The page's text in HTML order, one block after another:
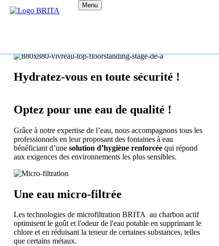
Menu
Hydratez-vous en toute sécurité !
Optez pour une eau de qualité !
Grâce à notre expertise de l’eau, nous accompagnons tous les
professionnels en leur proposant des fontaines à eau
bénéficiant d’une solution d’hygiène renforcée qui répond
aux exigences des environnements les plus sensibles.
Une eau micro-filtrée
Les technologies de microfiltration BRITA au charbon actif
optimisent le goût et l'odeur de l'eau potable en supprimant le
chlore et en réduisant la teneur de certaines substances, telles
que certains métaux.